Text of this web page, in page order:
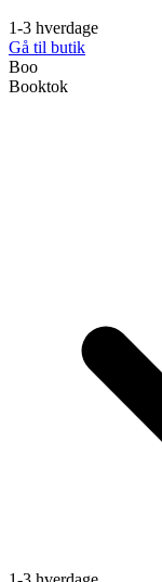
1-3 hverdage
Gå til butik
Boo
Booktok